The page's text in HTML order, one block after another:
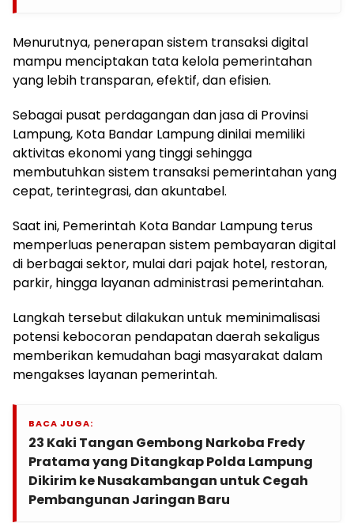
Menurutnya, penerapan sistem transaksi digital
mampu menciptakan tata kelola pemerintahan
yang lebih transparan, efektif, dan efisien.
Sebagai pusat perdagangan dan jasa di Provinsi
Lampung, Kota Bandar Lampung dinilai memiliki
aktivitas ekonomi yang tinggi sehingga
membutuhkan sistem transaksi pemerintahan yang
cepat, terintegrasi, dan akuntabel.
Saat ini, Pemerintah Kota Bandar Lampung terus
memperluas penerapan sistem pembayaran digital
di berbagai sektor, mulai dari pajak hotel, restoran,
parkir, hingga layanan administrasi pemerintahan.
Langkah tersebut dilakukan untuk meminimalisasi
potensi kebocoran pendapatan daerah sekaligus
memberikan kemudahan bagi masyarakat dalam
mengakses layanan pemerintah.
BACA JUGA:
23 Kaki Tangan Gembong Narkoba Fredy
Pratama yang Ditangkap Polda Lampung
Dikirim ke Nusakambangan untuk Cegah
Pembangunan Jaringan Baru